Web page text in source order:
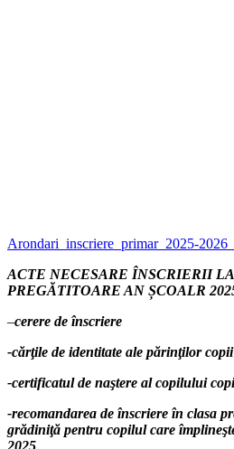
Arondari_inscriere_primar_2025-
ACTE NECESARE ÎNSCRIERII
PREGĂTITOARE AN ȘCOALR
–cerere de înscriere
-cărţile de identitate ale părinţilor copii
-certificatul de naştere al copilului
-recomandarea de înscriere în clasa
grădiniţă pentru copilul care
2025